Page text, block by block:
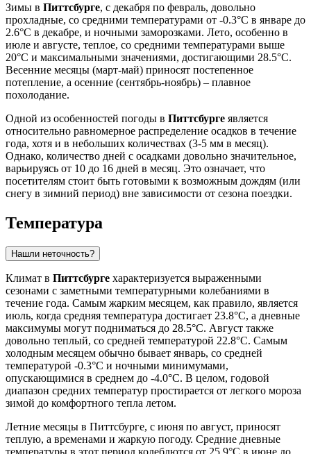
Зимы в Питтсбурге, с декабря по февраль, довольно
прохладные, со средними температурами от -0.3°C в январе до
2.6°C в декабре, и ночными заморозками. Лето, особенно в
июле и августе, теплое, со средними температурами выше
20°C и максимальными значениями, достигающими 28.5°C.
Весенние месяцы (март-май) приносят постепенное
потепление, а осенние (сентябрь-ноябрь) – плавное
похолодание.
Одной из особенностей погоды в Питтсбурге является
относительно равномерное распределение осадков в течение
года, хотя и в небольших количествах (3-5 мм в месяц).
Однако, количество дней с осадками довольно значительное,
варьируясь от 10 до 16 дней в месяц. Это означает, что
посетителям стоит быть готовыми к возможным дождям (или
снегу в зимний период) вне зависимости от сезона поездки.
Температура
Нашли неточность?
Климат в Питтсбурге характеризуется выраженными
сезонами с заметными температурными колебаниями в
течение года. Самым жарким месяцем, как правило, является
июль, когда средняя температура достигает 23.8°C, а дневные
максимумы могут подниматься до 28.5°C. Август также
довольно теплый, со средней температурой 22.8°C. Самым
холодным месяцем обычно бывает январь, со средней
температурой -0.3°C и ночными минимумами,
опускающимися в среднем до -4.0°C. В целом, годовой
диапазон средних температур простирается от легкого мороза
зимой до комфортного тепла летом.
Летние месяцы в Питтсбурге, с июня по август, приносят
теплую, а временами и жаркую погоду. Средние дневные
температуры в этот период колеблются от 25.9°C в июне до